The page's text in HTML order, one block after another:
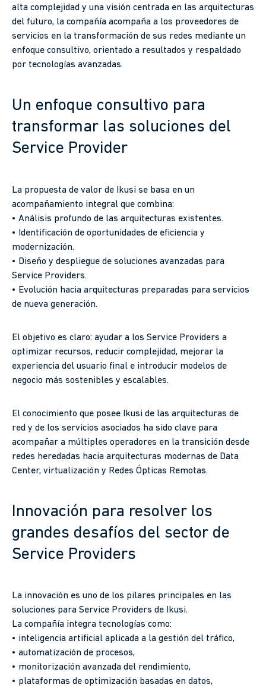
alta complejidad y una visión centrada en las arquitecturas
del futuro, la compañía acompaña a los proveedores de
servicios en la transformación de sus redes mediante un
enfoque consultivo, orientado a resultados y respaldado
por tecnologías avanzadas.
Un enfoque consultivo para
transformar las soluciones del
Service Provider
La propuesta de valor de Ikusi se basa en un
acompañamiento integral que combina:
• Análisis profundo de las arquitecturas existentes.
• Identificación de oportunidades de eficiencia y
modernización.
• Diseño y despliegue de soluciones avanzadas para
Service Providers.
• Evolución hacia arquitecturas preparadas para servicios
de nueva generación.
El objetivo es claro: ayudar a los Service Providers a
optimizar recursos, reducir complejidad, mejorar la
experiencia del usuario final e introducir modelos de
negocio más sostenibles y escalables.
El conocimiento que posee Ikusi de las arquitecturas de
red y de los servicios asociados ha sido clave para
acompañar a múltiples operadores en la transición desde
redes heredadas hacia arquitecturas modernas de Data
Center, virtualización y Redes Ópticas Remotas.
Innovación para resolver los
grandes desafíos del sector de
Service Providers
La innovación es uno de los pilares principales en las
soluciones para Service Providers de Ikusi.
La compañía integra tecnologías como:
• inteligencia artificial aplicada a la gestión del tráfico,
• automatización de procesos,
• monitorización avanzada del rendimiento,
• plataformas de optimización basadas en datos,